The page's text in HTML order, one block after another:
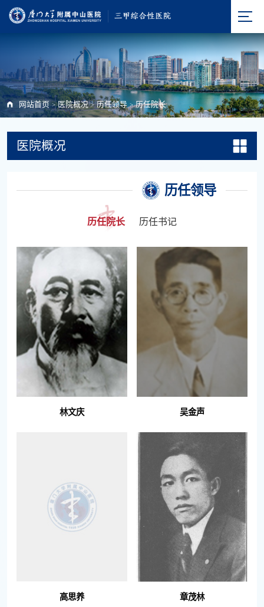
网站首页 > 医院概况 > 历任领导 > 历任院长
医院概况
历任领导
历任院长 历任书记
林文庆 吴金声
高思养 章茂林